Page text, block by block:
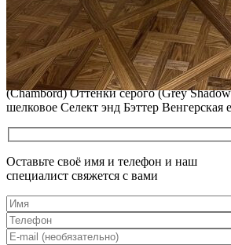
РЕСТАВРАЦИЯ НЕБОЛЬШИХ
ПОЛЫ, ПОКРЫТЫЕ МАСЛОМ И
Читать полностью
12.01.2026
Все новости о Coswick
Паркет елка COSWICK Английская
(Chambord) Оттенки серого (Grеy
шелковое Селект энд Бэттер Венгерская
Оставьте своё имя и телефон и наш
специалист свяжется с вами